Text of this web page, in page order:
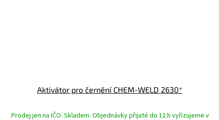
Aktivátor pro černění CHEM-WELD 2630*
Prodej jen na IČO. Skladem. Objednávky přijaté do 12.h vyřizujeme v